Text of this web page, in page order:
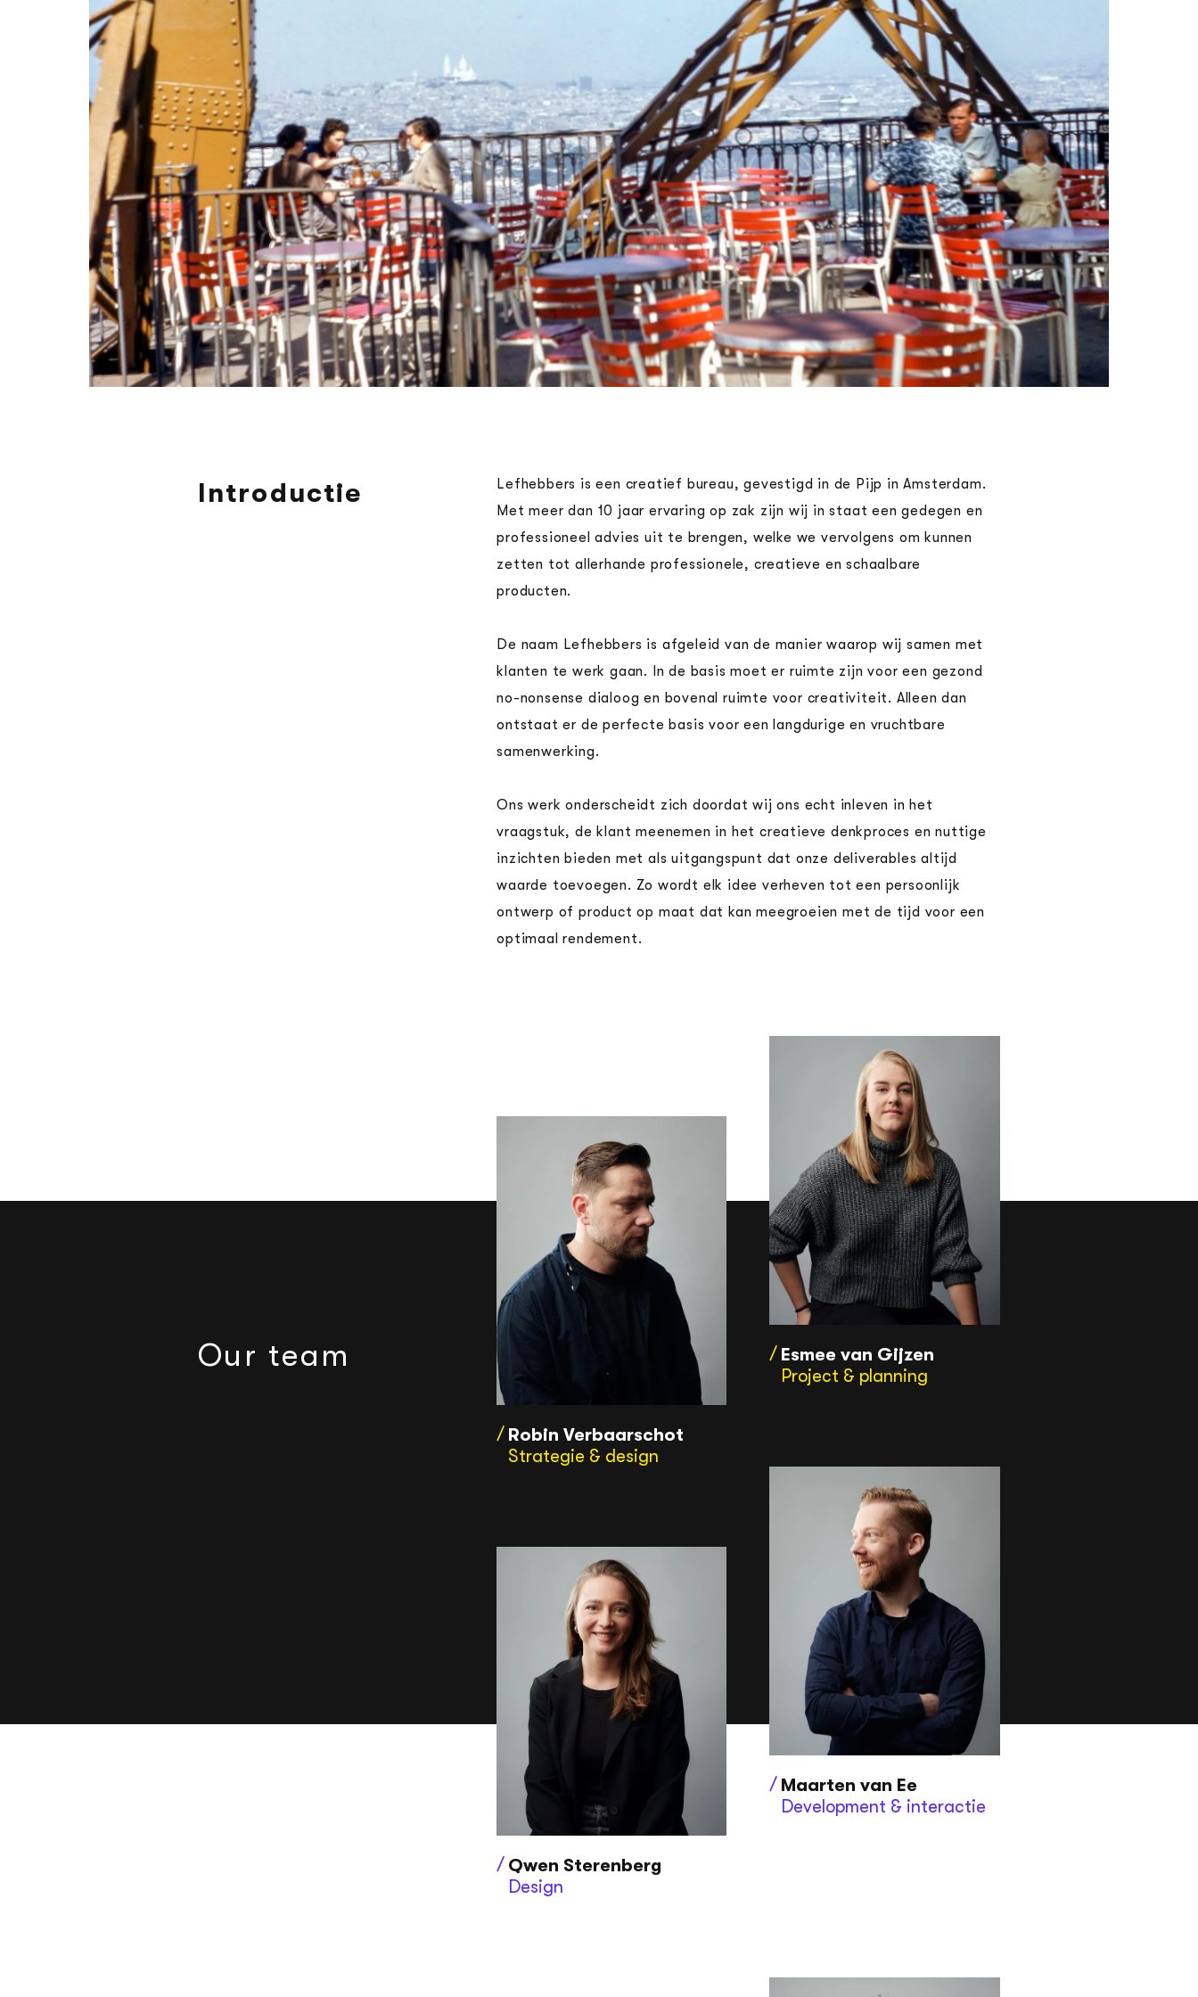
Introductie
Lefhebbers is een creatief bureau, gevestigd in de Pijp in Amsterdam.
Met meer dan 10 jaar ervaring op zak zijn wij in staat een gedegen en
professioneel advies uit te brengen, welke we vervolgens om kunnen
zetten tot allerhande professionele, creatieve en schaalbare
producten.
De naam Lefhebbers is afgeleid van de manier waarop wij samen met
klanten te werk gaan. In de basis moet er ruimte zijn voor een gezond
no-nonsense dialoog en bovenal ruimte voor creativiteit. Alleen dan
ontstaat er de perfecte basis voor een langdurige en vruchtbare
samenwerking.
Ons werk onderscheidt zich doordat wij ons echt inleven in het
vraagstuk, de klant meenemen in het creatieve denkproces en nuttige
inzichten bieden met als uitgangspunt dat onze deliverables altijd
waarde toevoegen. Zo wordt elk idee verheven tot een persoonlijk
ontwerp of product op maat dat kan meegroeien met de tijd voor een
optimaal rendement.
Our team
Robin Verbaarschot
Strategie & design
Esmee van Gijzen
Project & planning
Qwen Sterenberg
Design
Maarten van Ee
Development & interactie